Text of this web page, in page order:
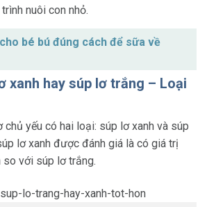
nuôi con nhỏ.
cho bé bú đúng cách để sữa về
xanh hay súp lơ trắng – Loại
chủ yếu có hai loại: súp lơ xanh và súp
lơ xanh được đánh giá là có giá trị
so với súp lơ trắng.